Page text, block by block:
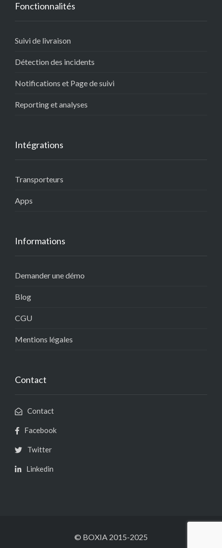
Fonctionnalités
Suivi de livraison
Détection des incidents
Notifications et Page de suivi
Reporting et analyses
Intégrations
Transporteurs
Apps
Informations
Demander une démo
Blog
CGU
Mentions légales
Contact
Contact
Facebook
Twitter
Linkedin
© BOXIA 2015-2025